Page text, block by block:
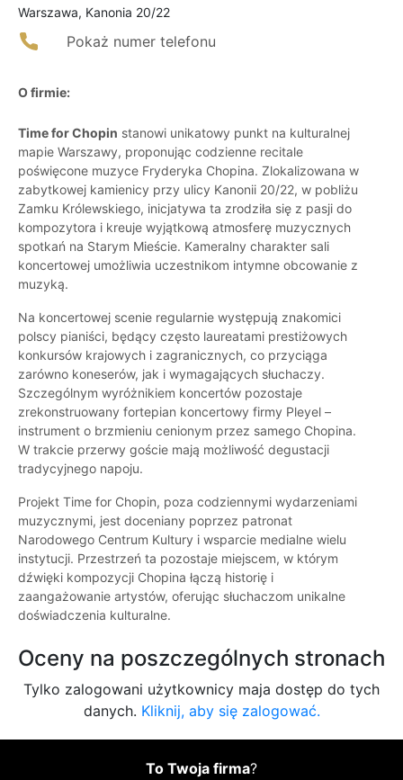
Warszawa, Kanonia 20/22
Pokaż numer telefonu
O firmie:
Time for Chopin stanowi unikatowy punkt na kulturalnej
mapie Warszawy, proponując codzienne recitale
poświęcone muzyce Fryderyka Chopina. Zlokalizowana w
zabytkowej kamienicy przy ulicy Kanonii 20/22, w pobliżu
Zamku Królewskiego, inicjatywa ta zrodziła się z pasji do
kompozytora i kreuje wyjątkową atmosferę muzycznych
spotkań na Starym Mieście. Kameralny charakter sali
koncertowej umożliwia uczestnikom intymne obcowanie z
muzyką.
Na koncertowej scenie regularnie występują znakomici
polscy pianiści, będący często laureatami prestiżowych
konkursów krajowych i zagranicznych, co przyciąga
zarówno koneserów, jak i wymagających słuchaczy.
Szczególnym wyróżnikiem koncertów pozostaje
zrekonstruowany fortepian koncertowy firmy Pleyel –
instrument o brzmieniu cenionym przez samego Chopina.
W trakcie przerwy goście mają możliwość degustacji
tradycyjnego napoju.
Projekt Time for Chopin, poza codziennymi wydarzeniami
muzycznymi, jest doceniany poprzez patronat
Narodowego Centrum Kultury i wsparcie medialne wielu
instytucji. Przestrzeń ta pozostaje miejscem, w którym
dźwięki kompozycji Chopina łączą historię i
zaangażowanie artystów, oferując słuchaczom unikalne
doświadczenia kulturalne.
Oceny na poszczególnych stronach
Tylko zalogowani użytkownicy maja dostęp do tych
danych. Kliknij, aby się zalogować.
To Twoja firma?